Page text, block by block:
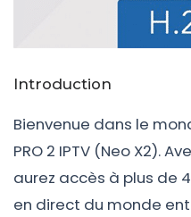
Introduction
Bienvenue dans le
PRO 2 IPTV (Neo X2).
aurez accès à plus de
en direct du monde